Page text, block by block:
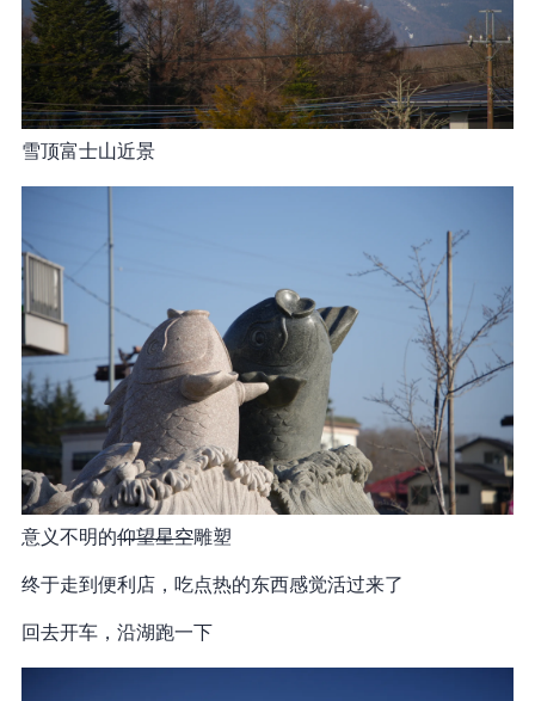
雪顶富士山近景
意义不明的仰望星空雕塑
终于走到便利店，吃点热的东西感觉活过来了
回去开车，沿湖跑一下